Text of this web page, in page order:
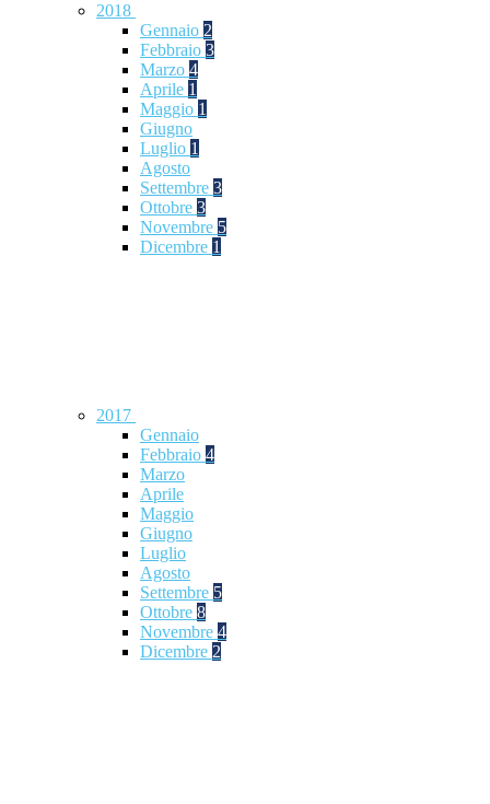
2018
Gennaio 2
Febbraio 3
Marzo 4
Aprile 1
Maggio 1
Giugno
Luglio 1
Agosto
Settembre 3
Ottobre 3
Novembre 5
Dicembre 1
2017
Gennaio
Febbraio 4
Marzo
Aprile
Maggio
Giugno
Luglio
Agosto
Settembre 5
Ottobre 8
Novembre 4
Dicembre 2